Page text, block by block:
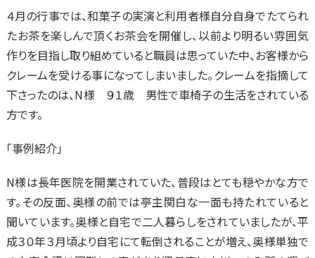
４月の行事では、和菓子の実演と利用者様自分自身でたてられ
たお茶を楽しんで頂くお茶会を開催し、以前より明るい雰囲気
作りを目指し取り組めていると職員は思っていた中、お客様から
クレームを受ける事になってしまいました。クレームを指摘して
下さったのは、N様 ９１歳 男性で車椅子の生活をされている
方です。
「事例紹介」
N様は長年医院を開業されていた、普段はとても穏やかな方で
す。その反面、奥様の前では亭主関白な一面も持たれていると
聞いています。奥様と自宅で二人暮らしをされていましたが、平
成３０年３月頃より自宅にて転倒されることが増え、奥様単独で